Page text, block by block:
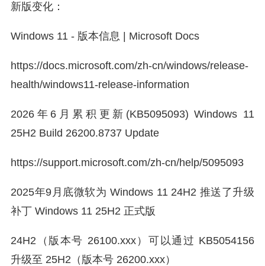
新版变化：
Windows 11 - 版本信息 | Microsoft Docs
https://docs.microsoft.com/zh-cn/windows/release-
health/windows11-release-information
2026年6月累积更新(KB5095093) Windows 11
25H2 Build 26200.8737 Update
https://support.microsoft.com/zh-cn/help/5095093
2025年9月底微软为 Windows 11 24H2 推送了升级
补丁 Windows 11 25H2 正式版
24H2（版本号 26100.xxx）可以通过 KB5054156
升级至 25H2（版本号 26200.xxx）